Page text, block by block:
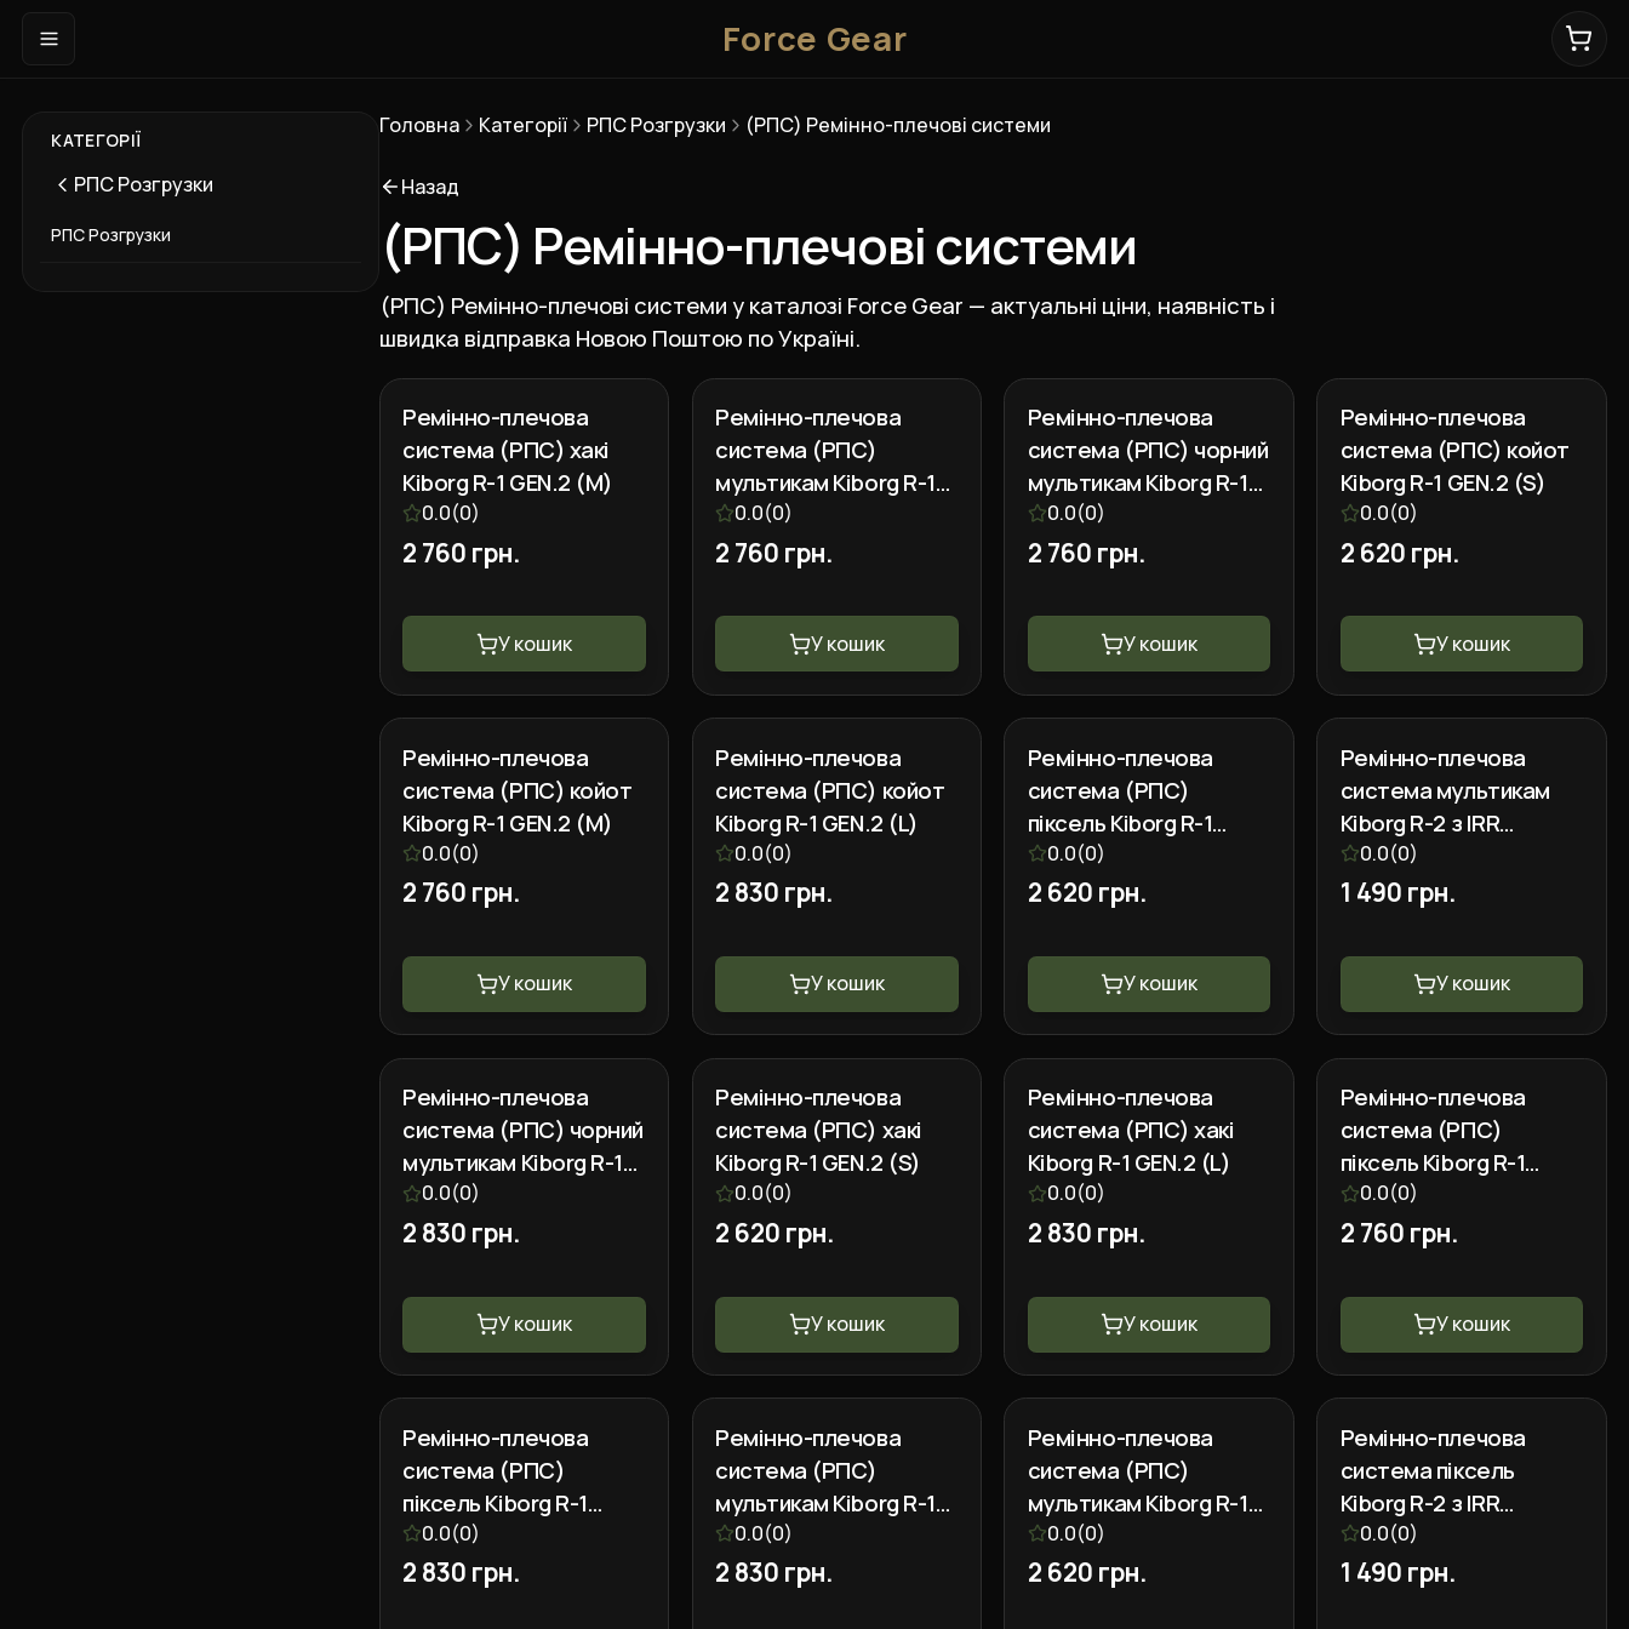
Force Gear
КАТЕГОРІЇ
РПС Розгрузки
РПС Розгрузки
Головна Категорії РПС Розгрузки (РПС) Ремінно-плечові системи
Назад
(РПС) Ремінно-плечові системи
(РПС) Ремінно-плечові системи у каталозі Force Gear — актуальні ціни, наявність і
швидка відправка Новою Поштою по Україні.
Ремінно-плечова
система (РПС) хакі
Kiborg R-1 GEN.2 (M)
0.0(0)
2 760 грн.
У кошик
Ремінно-плечова
система (РПС)
мультикам Kiborg R-1
GEN.2 (M)
0.0(0)
2 760 грн.
У кошик
Ремінно-плечова
система (РПС) чорний
мультикам Kiborg R-1
GEN.2 (M)
0.0(0)
2 760 грн.
У кошик
Ремінно-плечова
система (РПС) койот
Kiborg R-1 GEN.2 (S)
0.0(0)
2 620 грн.
У кошик
Ремінно-плечова
система (РПС) койот
Kiborg R-1 GEN.2 (M)
0.0(0)
2 760 грн.
У кошик
Ремінно-плечова
система (РПС) койот
Kiborg R-1 GEN.2 (L)
0.0(0)
2 830 грн.
У кошик
Ремінно-плечова
система (РПС)
піксель Kiborg R-1
GEN.2 (S)
0.0(0)
2 620 грн.
У кошик
Ремінно-плечова
система мультикам
Kiborg R-2 з IRR
покриттям
0.0(0)
1 490 грн.
У кошик
Ремінно-плечова
система (РПС) чорний
мультикам Kiborg R-1
GEN.2 (L)
0.0(0)
2 830 грн.
У кошик
Ремінно-плечова
система (РПС) хакі
Kiborg R-1 GEN.2 (S)
0.0(0)
2 620 грн.
У кошик
Ремінно-плечова
система (РПС) хакі
Kiborg R-1 GEN.2 (L)
0.0(0)
2 830 грн.
У кошик
Ремінно-плечова
система (РПС)
піксель Kiborg R-1
GEN.2 (M)
0.0(0)
2 760 грн.
У кошик
Ремінно-плечова
система (РПС)
піксель Kiborg R-1
GEN.2 (L)
0.0(0)
2 830 грн.
Ремінно-плечова
система (РПС)
мультикам Kiborg R-1
GEN.2 (L)
0.0(0)
2 830 грн.
Ремінно-плечова
система (РПС)
мультикам Kiborg R-1
GEN.2 (S)
0.0(0)
2 620 грн.
Ремінно-плечова
система піксель
Kiborg R-2 з IRR
покриттям
0.0(0)
1 490 грн.